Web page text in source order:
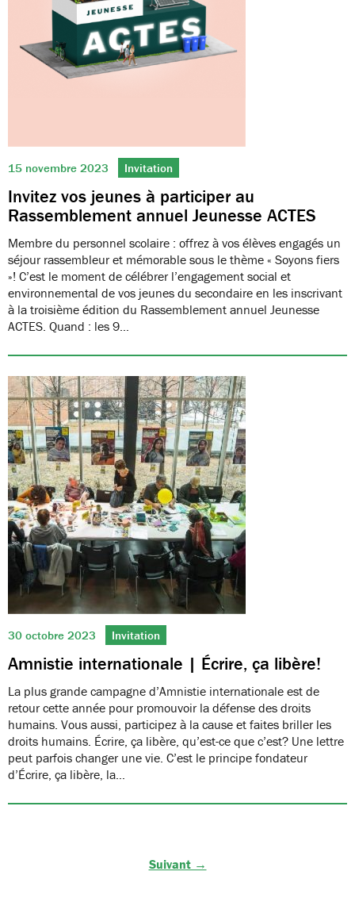
15 novembre 2023 Invitation
Invitez vos jeunes à participer au
Rassemblement annuel Jeunesse ACTES
Membre du personnel scolaire : offrez à vos élèves engagés un
séjour rassembleur et mémorable sous le thème « Soyons fiers
»! C’est le moment de célébrer l’engagement social et
environnemental de vos jeunes du secondaire en les inscrivant
à la troisième édition du Rassemblement annuel Jeunesse
ACTES. Quand : les 9…
30 octobre 2023 Invitation
Amnistie internationale | Écrire, ça libère!
La plus grande campagne d’Amnistie internationale est de
retour cette année pour promouvoir la défense des droits
humains. Vous aussi, participez à la cause et faites briller les
droits humains. Écrire, ça libère, qu’est-ce que c’est? Une lettre
peut parfois changer une vie. C’est le principe fondateur
d’Écrire, ça libère, la…
Suivant →